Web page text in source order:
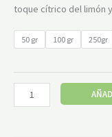
toque cítrico del limón
50 gr 100 gr 250gr